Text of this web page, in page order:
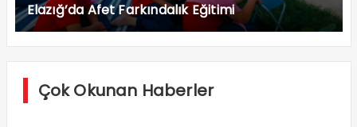
Elazığ’da Afet Farkındalık Eğitimi
Çok Okunan Haberler